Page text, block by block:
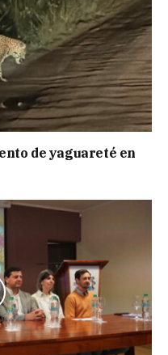
de yaguareté en